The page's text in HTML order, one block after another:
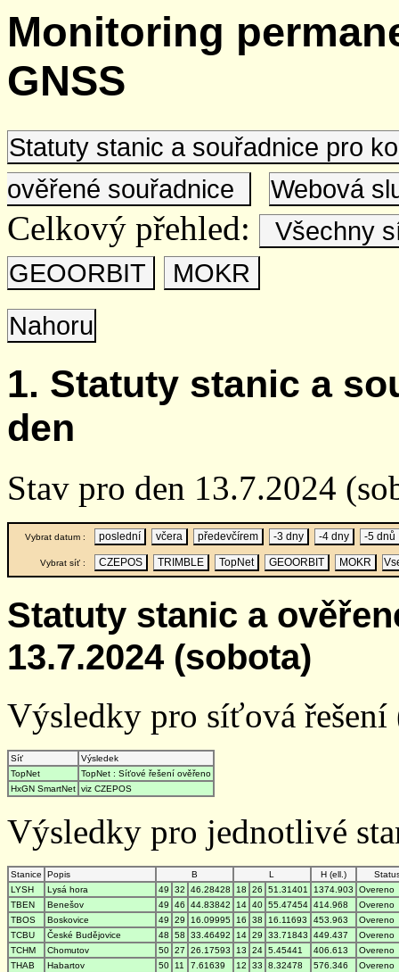
Monitoring
GNSS
Statuty stanic a souřadnice pro
ověřené souřadnice
Webová
Celkový přehled:
Všechny
GEOORBIT
MOKR
Nahoru
1. Statuty stanic a
den
Stav pro den 13.7.2024
Vybrat datum : poslední včera předevčírem -3 dny -4 dny -5 dnů
Vybrat síť : CZEPOS TRIMBLE TopNet GEOORBIT MOKR
Statuty stanic a
13.7.2024 (sobota)
Výsledky pro síťová
Síť
Výsledek
TopNet
TopNet : Síťové řešení ověřeno
HxGN SmartNet viz CZEPOS
Výsledky pro jednotlivé
Stanice Popis B L H (ell.)
LYSH
Lysá hora 49 32 46.28428 18 26 51.31401 1374.903
Overeno
TBEN
Benešov 49 46 44.83842 14 40 55.47454 414.968
Overeno
TBOS
Boskovice 49 29 16.09995 16 38 16.11693 453.963
Overeno
TCBU
České Budějovice 48 58 33.46492 14 29 33.71843 449.437
Overeno
TCHM
Chomutov 50 27 26.17593 13 24 5.45441 406.613
Overeno
THAB
Habartov 50 11 7.61639 12 33 8.32478 576.346
Overeno